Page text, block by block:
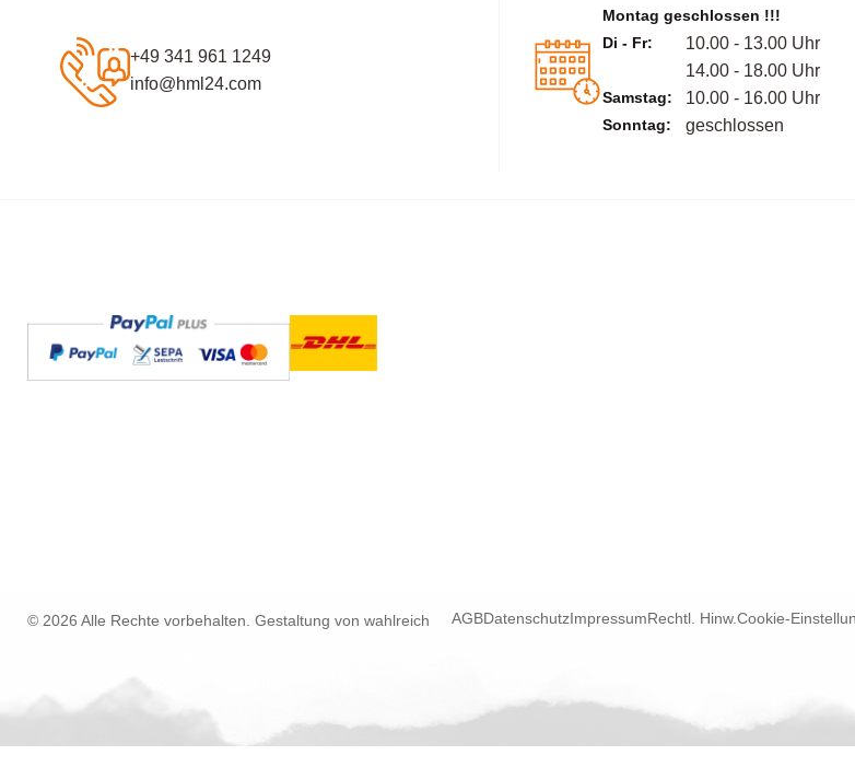
+49 341 961 1249
info@hml24.com
Montag geschlossen !!!
Di - Fr:
10.00 - 13.00 Uhr
14.00 - 18.00 Uhr
Samstag: 10.00 - 16.00 Uhr
Sonntag: geschlossen
© 2026 Alle Rechte vorbehalten. Gestaltung von wahlreich AGBDatenschutzImpressumRechtl. Hinw.Cookie-